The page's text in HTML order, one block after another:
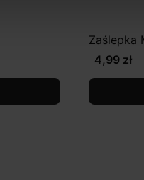
Zaślepka
4,99 zł